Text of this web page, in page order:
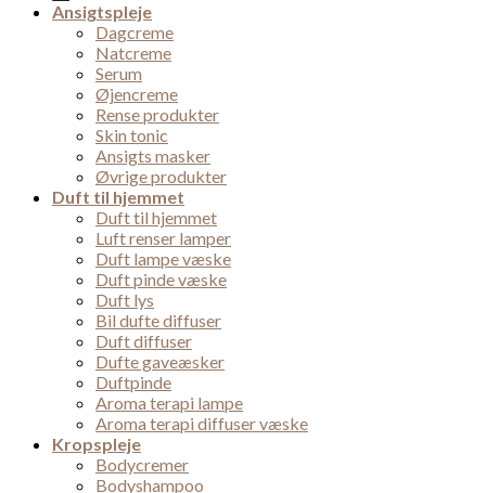
Ansigtspleje
Dagcreme
Natcreme
Serum
Øjencreme
Rense produkter
Skin tonic
Ansigts masker
Øvrige produkter
Duft til hjemmet
Duft til hjemmet
Luft renser lamper
Duft lampe væske
Duft pinde væske
Duft lys
Bil dufte diffuser
Duft diffuser
Dufte gaveæsker
Duftpinde
Aroma terapi lampe
Aroma terapi diffuser væske
Kropspleje
Bodycremer
Bodyshampoo